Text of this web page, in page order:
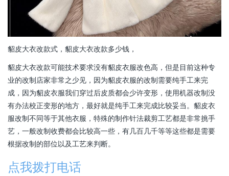
貂皮大衣改款式，貂皮大衣改款多少钱，
貂皮大衣改款可能技术要求没有貂皮衣服改色高，但是目前这种专
业的改制店家非常之少见，因为貂皮衣服的改制需要纯手工来完
成，因为貂皮衣服我们穿过后皮质都会少许变形，使用机器改制没
有办法校正变形的地方，最好就是纯手工来完成比较妥当。貂皮衣
服改制不同等于其他衣服，特殊的制作针法裁剪工艺都是非常挑手
艺，一般改制收费都会比较高一些，有几百几千等等这些都是需要
根据改制的部位以及工艺来判断。
点我拨打电话